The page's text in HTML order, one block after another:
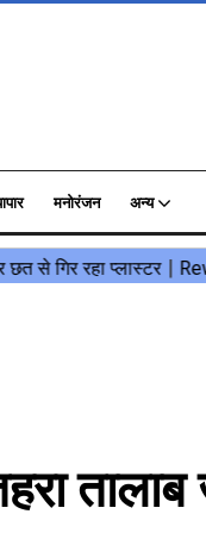
मनोरंजन अन्य